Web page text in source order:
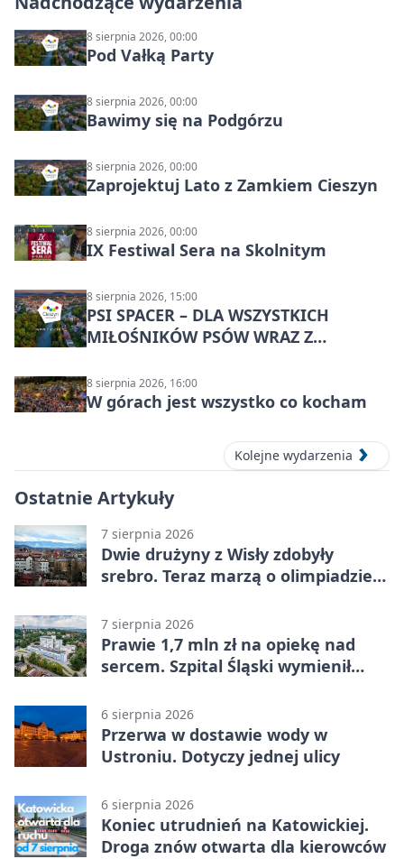
8 sierpnia 2026, 00:00
Pod Vałką Party
8 sierpnia 2026, 00:00
Bawimy się na Podgórzu
8 sierpnia 2026, 00:00
Zaprojektuj Lato z Zamkiem Cieszyn
8 sierpnia 2026, 00:00
IX Festiwal Sera na Skolnitym
8 sierpnia 2026, 15:00
PSI SPACER – DLA WSZYSTKICH
MIŁOŚNIKÓW PSÓW WRAZ Z
8 sierpnia 2026, 16:00
W górach jest wszystko co kocham
Kolejne wydarzenia
Ostatnie Artykuły
7 sierpnia 2026
Dwie drużyny z Wisły zdobyły
srebro. Teraz marzą o olimpiadzie
7 sierpnia 2026
Prawie 1,7 mln zł na opiekę nad
sercem. Szpital Śląski wymienił
6 sierpnia 2026
Przerwa w dostawie wody w
Ustroniu. Dotyczy jednej ulicy
6 sierpnia 2026
Koniec utrudnień na Katowickiej.
Droga znów otwarta dla kierowców